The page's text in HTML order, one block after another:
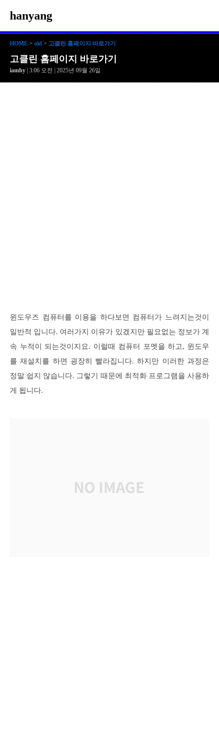
hanyang
HOME > old > 고클린 홈페이지 바로가기
고클린 홈페이지 바로가기
iamhy | 3:06 오전 | 2025년 09월 26일
윈도우즈 컴퓨터를 이용을 하다보면 컴퓨터가 느려지는것이
일반적 입니다. 여러가지 이유가 있겠지만 필요없는 정보가 계
속 누적이 되는것이지요. 이럴때 컴퓨터 포멧을 하고, 윈도우
를 재설치를 하면 굉장히 빨라집니다. 하지만 이러한 과정은
정말 쉽지 않습니다. 그렇기 때문에 최적화 프로그램을 사용하
게 됩니다.